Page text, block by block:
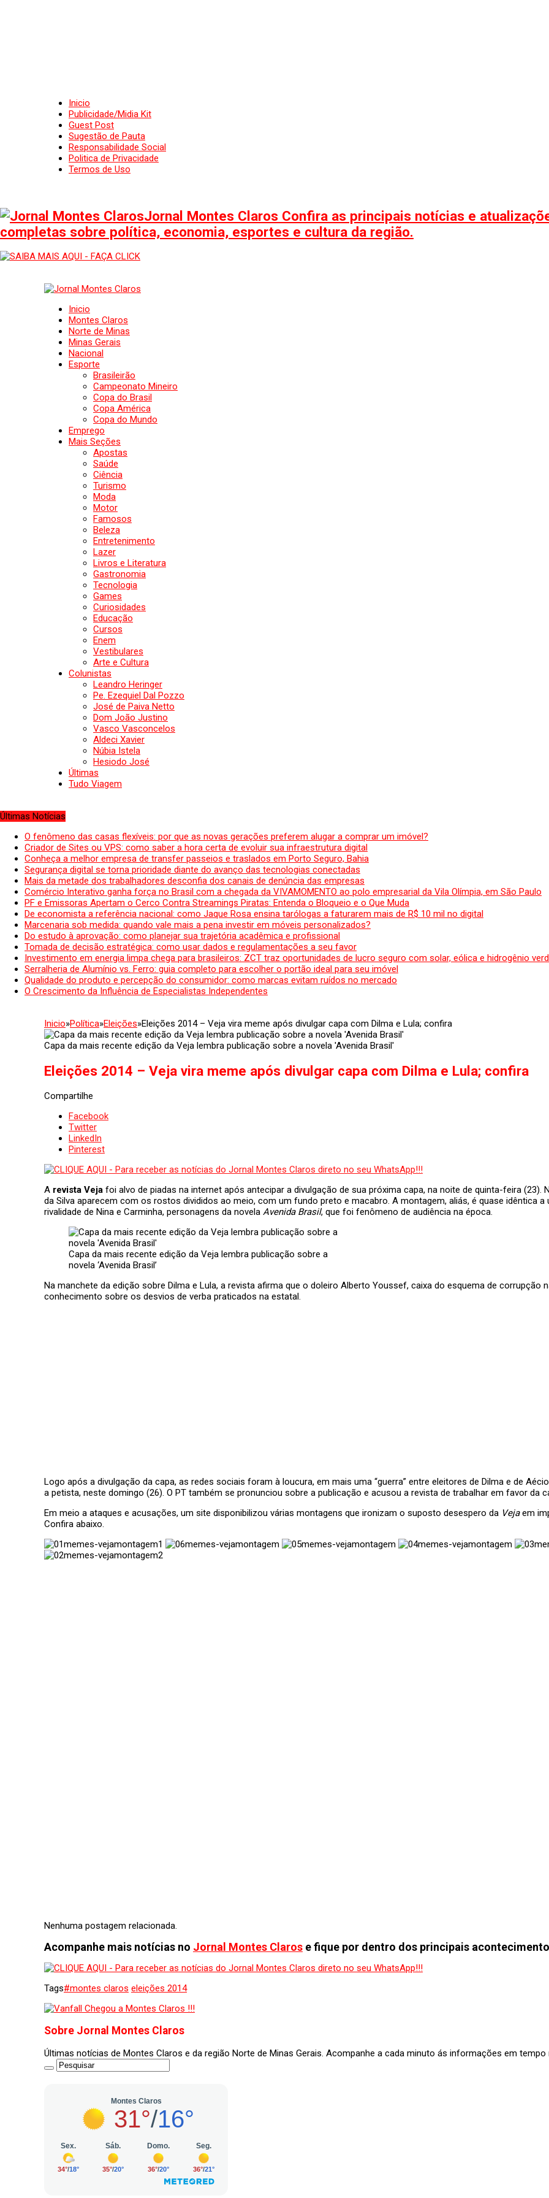
Inicio
Publicidade/Midia Kit
Guest Post
Sugestão de Pauta
Responsabilidade Social
Politica de Privacidade
Termos de Uso
Jornal Montes Claros Confira as principais notícias e
completas sobre política, economia, esportes e cultura da região.
Inicio
Montes Claros
Norte de Minas
Minas Gerais
Nacional
Esporte
Brasileirão
Campeonato Mineiro
Copa do Brasil
Copa América
Copa do Mundo
Emprego
Mais Seções
Apostas
Saúde
Ciência
Turismo
Moda
Motor
Famosos
Beleza
Entretenimento
Lazer
Livros e Literatura
Gastronomia
Tecnologia
Games
Curiosidades
Educação
Cursos
Enem
Vestibulares
Arte e Cultura
Colunistas
Leandro Heringer
Pe. Ezequiel Dal Pozzo
José de Paiva Netto
Dom João Justino
Vasco Vasconcelos
Aldeci Xavier
Núbia Istela
Hesiodo José
Últimas
Tudo Viagem
Últimas Notícias
O fenômeno das casas flexíveis: por que as novas gerações preferem alugar a comprar um imóvel?
Criador de Sites ou VPS: como saber a hora certa de evoluir sua infraestrutura digital
Conheça a melhor empresa de transfer passeios e traslados em Porto Seguro, Bahia
Segurança digital se torna prioridade diante do avanço das tecnologias conectadas
Mais da metade dos trabalhadores desconfia dos canais de denúncia das empresas
Comércio Interativo ganha força no Brasil com a chegada da VIVAMOMENTO ao polo empresarial da Vila Olímpia, em São Paulo
PF e Emissoras Apertam o Cerco Contra Streamings Piratas: Entenda o Bloqueio e o Que Muda
De economista a referência nacional: como Jaque Rosa ensina tarólogas a faturarem mais de R$ 10 mil no digital
Marcenaria sob medida: quando vale mais a pena investir em móveis personalizados?
Do estudo à aprovação: como planejar sua trajetória acadêmica e profissional
Tomada de decisão estratégica: como usar dados e regulamentações a seu favor
Investimento em energia limpa chega para brasileiros: ZCT traz oportunidades de lucro seguro com solar, eólica e hidrogênio
Serralheria de Alumínio vs. Ferro: guia completo para escolher o portão ideal para seu imóvel
Qualidade do produto e percepção do consumidor: como marcas evitam ruídos no mercado
O Crescimento da Influência de Especialistas Independentes
Inicio»Política»Eleições»Eleições 2014 – Veja vira meme após divulgar capa com Dilma e Lula; confira
Capa da mais recente edição da Veja lembra publicação sobre a novela 'Avenida Brasil'
Eleições 2014 – Veja vira meme após divulgar capa com Dilma e Lula; confira
Compartilhe
Facebook
Twitter
LinkedIn
Pinterest
A revista Veja foi alvo de piadas na internet após antecipar a divulgação de sua próxima capa, na noite de quinta-feira (23).
da Silva aparecem com os rostos divididos ao meio, com um fundo preto e macabro. A montagem, aliás, é quase idêntica
rivalidade de Nina e Carminha, personagens da novela Avenida Brasil, que foi fenômeno de audiência na época.
Capa da mais recente edição da Veja lembra publicação sobre a
novela ‘Avenida Brasil’
Na manchete da edição sobre Dilma e Lula, a revista afirma que o doleiro Alberto Youssef, caixa do esquema de corrupção
conhecimento sobre os desvios de verba praticados na estatal.
Logo após a divulgação da capa, as redes sociais foram à loucura, em mais uma “guerra” entre eleitores de Dilma e de
a petista, neste domingo (26). O PT também se pronunciou sobre a publicação e acusou a revista de trabalhar em favor da
Em meio a ataques e acusações, um site disponibilizou várias montagens que ironizam o suposto desespero da Vejaem
Confira abaixo.
Nenhuma postagem relacionada.
Acompanhe mais notícias no Jornal Montes Claros e fique por dentro dos principais
Tags#montes claros eleições 2014
Sobre Jornal Montes Claros
Últimas notícias de Montes Claros e da região Norte de Minas Gerais. Acompanhe a cada minuto ás informações em